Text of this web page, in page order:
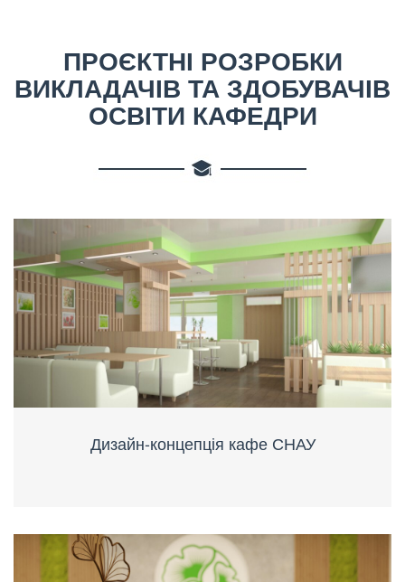
ПРОЄКТНІ РОЗРОБКИ
ВИКЛАДАЧІВ ТА ЗДОБУВАЧІВ
ОСВІТИ КАФЕДРИ
Дизайн-концепція кафе СНАУ